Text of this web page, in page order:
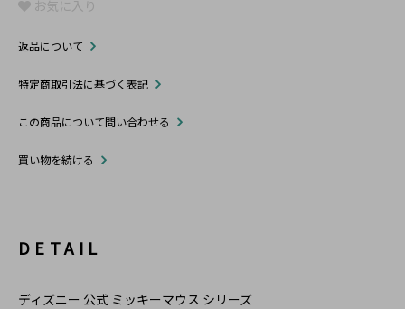
お気に入り
返品について
特定商取引法に基づく表記
この商品について問い合わせる
買い物を続ける
DETAIL
ディズニー 公式 ミッキーマウス シリーズ